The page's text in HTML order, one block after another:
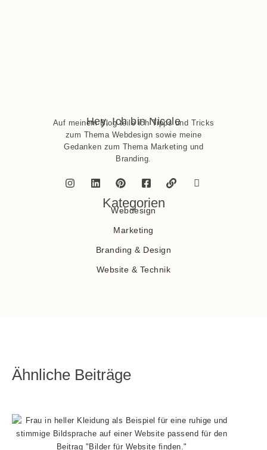
Hey, Ich bin Nicole
Auf meinem Blog teile ich Tipps und Tricks
zum Thema Webdesign sowie meine
Gedanken zum Thema Marketing und
Branding.
Kategorien
Webdesign
Marketing
Branding & Design
Website & Technik
Ähnliche Beiträge